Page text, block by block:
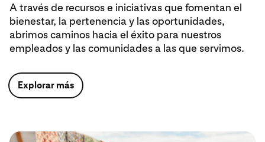
A través de recursos e iniciativas que fomentan el
bienestar, la pertenencia y las oportunidades,
abrimos caminos hacia el éxito para nuestros
empleados y las comunidades a las que servimos.
Explorar más